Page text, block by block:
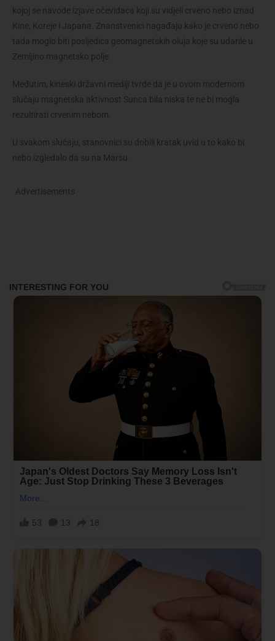
kojoj se navode izjave očevidaca koji su vidjeli crveno nebo iznad
Kine, Koreje i Japana. Znanstvenici nagađaju kako je crveno nebo
tada moglo biti posljedica geomagnetskih oluja koje su udarile u
Zemljino magnetsko polje.
Međutim, kineski državni mediji tvrde da je u ovom modernom
slučaju magnetska aktivnost Sunca bila niska te ne bi mogla
rezultirati crvenim nebom.
U svakom slučaju, stanovnici su dobili kratak uvid u to kako bi
nebo izgledalo da su na Marsu.
Advertisements